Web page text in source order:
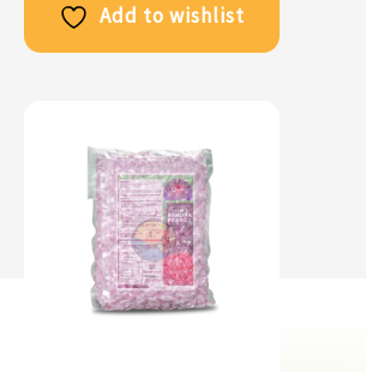
Add to wishlist